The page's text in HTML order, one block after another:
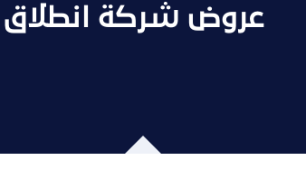
عروض شركة انطلاق